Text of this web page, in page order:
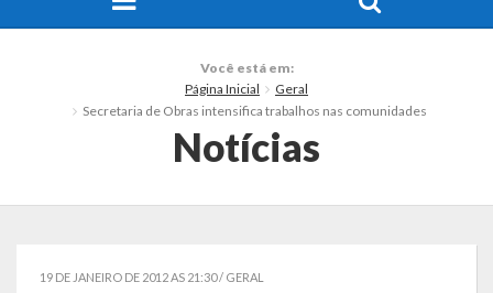
Histórico
Você está em:
Página Inicial
Geral
Secretaria de Obras intensifica trabalhos nas comunidades
Notícias
19 DE JANEIRO DE 2012 AS 21:30 / GERAL